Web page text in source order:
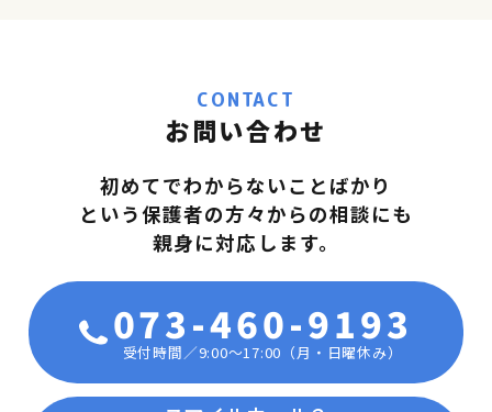
CONTACT
お問い合わせ
初めてでわからないことばかり
という保護者の方々からの相談にも
親身に対応します。
073-460-9193
受付時間／9:00〜17:00（月・日曜休み）